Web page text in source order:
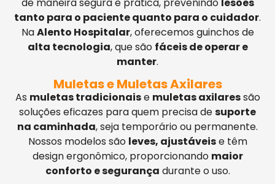
tanto para o paciente quanto para o cuidador.
NaAlento Hospitalar, oferecemos guinchos de
alta tecnologia, que são fáceis de operar e
manter.
Muletas e Muletas Axilares
As muletas tradicionaise muletas axilaressão
soluções eficazes para quem precisa desuporte
na caminhada, seja temporário ou permanente.
Nossos modelos são leves, ajustáveise têm
design ergonômico, proporcionando maior
conforto e segurança durante o uso.